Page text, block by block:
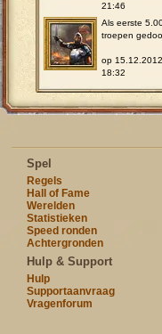
21:46
Als eerste
troepen
op
18:32
Spel
Regels
Hall of Fame
Werelden
Statistieken
Speed ronden
Achtergronden
Hulp & Support
Hulp
Supportaanvraag
Vragenforum